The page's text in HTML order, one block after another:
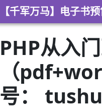
【千军万马】电子书
PHP从入
（
号：